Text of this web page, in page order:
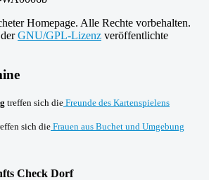
Homepage. Alle Rechte vorbehalten.
GNU/GPL-Lizenz veröffentlichte
treffen sich die Freunde des Kartenspielens
sich die Frauen aus Buchet und Umgebung
Check Dorf